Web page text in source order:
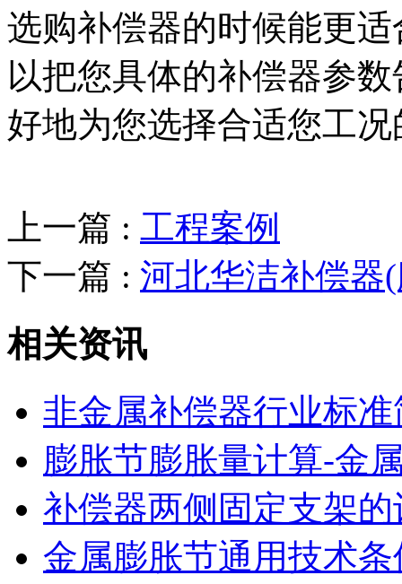
选购补偿器的时候能更
以把您具体的补偿器参
好地为您选择合适您工
上一篇 : 工程案例
下一篇 : 河北华洁补偿器
相关资讯
非金属补偿器行业标准
膨胀节膨胀量计算-金
补偿器两侧固定支架
金属膨胀节通用技术